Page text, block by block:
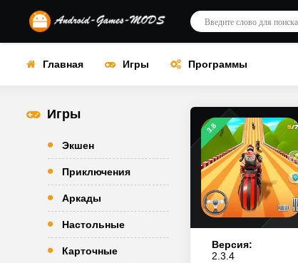
Главная Игры Программы
Игры
Экшен
Приключения
Аркады
Настольные
Карточные
3.8
Версия:
2.3.4